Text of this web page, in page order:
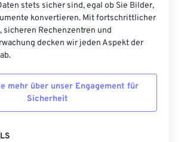
stets sicher sind, egal ob Sie Bilder,
konvertieren. Mit fortschrittlicher
sicheren Rechenzentren und
decken wir jeden Aspekt der
mehr über unser Engagement für
Sicherheit